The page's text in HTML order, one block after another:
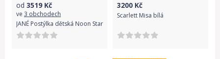
od 3519 Kč
ve 3 obchodech
JANÉ Postýlka dětská Noon Star
3200 Kč
Scarlett Misa bílá